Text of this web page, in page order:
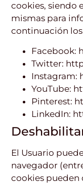
cookies, siendo
mismas para
continuación
Facebook:
Twitter:
Instagram:
YouTube:
Pinterest:
LinkedIn:
El Usuario
navegador
cookies pueden